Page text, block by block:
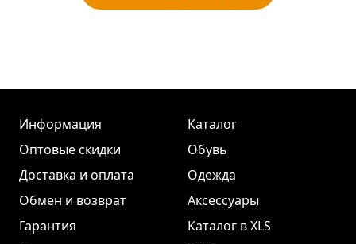
Информация
Оптовые скидки
Доставка и оплата
Обмен и возврат
Гарантия
Каталог
Обувь
Одежда
Аксессуары
Каталог в XLS